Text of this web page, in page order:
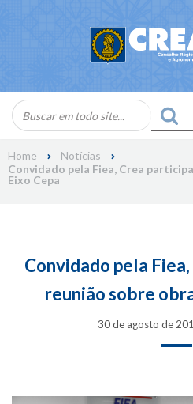
Home
Notícias
Convidado pela Fiea, Crea
Eixo Cepa
Convidado pela
reunião sobre
30 de agosto de